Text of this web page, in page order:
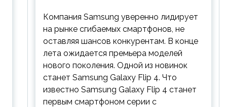
дешевле предшественника
Компания Samsung уверенно лидирует
на рынке сгибаемых смартфонов, не
оставляя шансов конкурентам. В конце
лета ожидается премьера моделей
нового поколения. Одной из новинок
станет Samsung Galaxy Flip 4. Что
известно Samsung Galaxy Flip 4 станет
первым смартфоном серии с